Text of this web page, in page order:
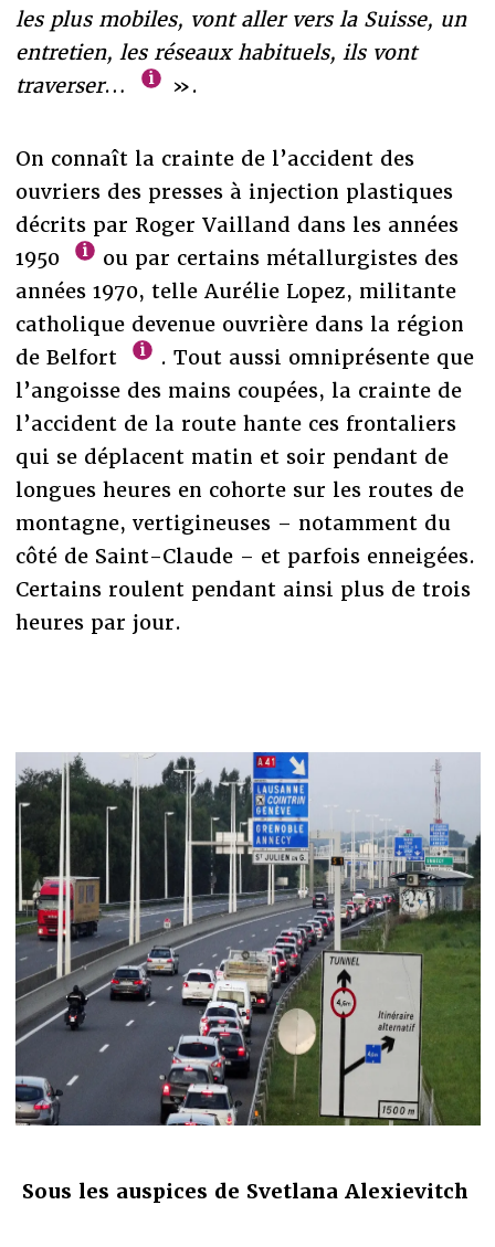
les plus mobiles, vont aller vers la Suisse, un
entretien, les réseaux habituels, ils vont
traverser… ».
On connaît la crainte de l’accident des
ouvriers des presses à injection plastiques
décrits par Roger Vailland dans les années
1950
ou par certains métallurgistes des
années 1970, telle Aurélie Lopez, militante
catholique devenue ouvrière dans la région
de Belfort
. Tout aussi omniprésente que
l’angoisse des mains coupées, la crainte de
l’accident de la route hante ces frontaliers
qui se déplacent matin et soir pendant de
longues heures en cohorte sur les routes de
montagne, vertigineuses – notamment du
côté de Saint-Claude – et parfois enneigées.
Certains roulent pendant ainsi plus de trois
heures par jour.
Sous les auspices de Svetlana Alexievitch